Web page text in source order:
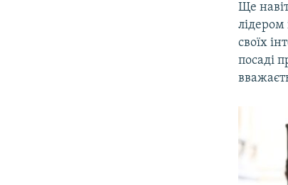
Ще
лідером
своїх
посаді